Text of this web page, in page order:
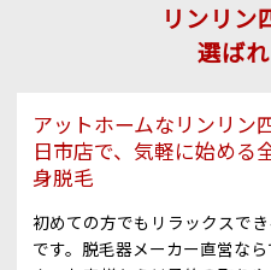
リンリン
選ば
アットホームなリンリン
日市店で、気軽に始める
身脱毛
初めての方でもリラックスで
です。脱毛器メーカー直営な